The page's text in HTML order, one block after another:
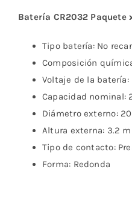
Batería CR2032 Paquete
Tipo batería: No
Composición
Voltaje de la batería:
Capacidad nominal:
Diámetro externo:
Altura externa: 3.2
Tipo de contacto:
Forma: Redonda